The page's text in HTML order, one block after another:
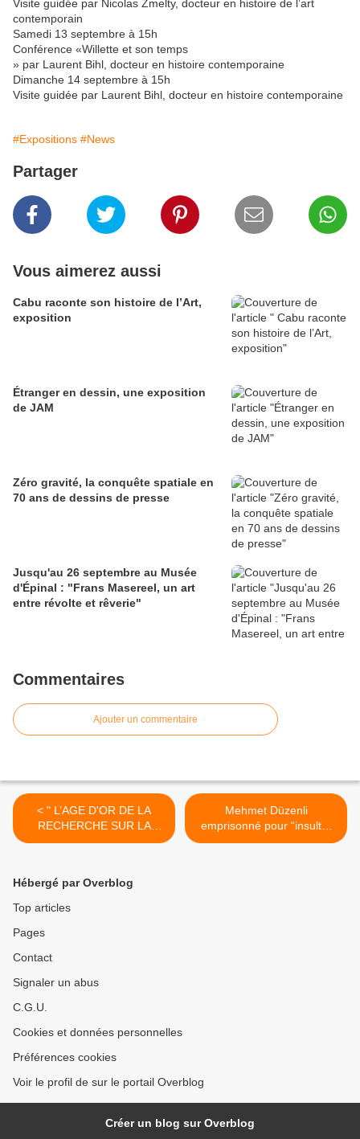
Visite guidée par Nicolas Zmelty, docteur en histoire de l’art
contemporain
Samedi 13 septembre à 15h
Conférence «Willette et son temps
» par Laurent Bihl, docteur en histoire contemporaine
Dimanche 14 septembre à 15h
Visite guidée par Laurent Bihl, docteur en histoire contemporaine
#Expositions #News
Partager
Vous aimerez aussi
Cabu raconte son histoire de l’Art,
exposition
Étranger en dessin, une exposition
de JAM
Zéro gravité, la conquête spatiale en
70 ans de dessins de presse
Jusqu'au 26 septembre au Musée
d'Épinal : "Frans Masereel, un art
entre révolte et rêverie"
Commentaires
Ajouter un commentaire
< " L’AGE D'OR DE LA
RECHERCHE SUR LA
CARICATURE EST
Doizy
Mehmet Düzenli
emprisonné pour “insulte”
(Communiqué de Reporters
Hébergé par Overblog
Top articles
Pages
Contact
Signaler un abus
C.G.U.
Cookies et données personnelles
Préférences cookies
Voir le profil de sur le portail Overblog
Créer un blog sur Overblog